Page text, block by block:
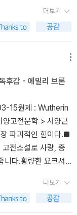
년 마크 트웨인의 <
고 있다. 이것은 1800
을 엿볼 수 있을 뿐
아이들의 인권도 살
을 소외감과, 잦은
로부터 오는 절망들
분들과 무관하지 않
또는 절망에 빠져
있는 방을 지키고
움도, 저승의 괴로움
님이 아씨의 그러한
지를 보았답니다.'p
밑에 있는 영원한 바
지나, 언제나 내 마
는 거야. 그러니 다
을 수 없는 일이니까.
알바 아니라고 했
지 되풀이하겠어.
쉬지 못한다는 것을!
이 되어 나를 찾아오
어 찾아온다면서? 난
나 나와 함께 있어
제발 당신을 볼 수 없
! 견딜 수사 없어! 내
없어! 내 생명인 당
난 살 없단 말이야!
더보기
후감 - 에밀리 브론
15원제 : Wutherin
고전문학 > 서양근
파괴적인 힘이다.■
고전소설로 사랑, 증
니다.황량한 요크셔
로서 차별과 멸시 속
를 동시에 키워갑
더보기